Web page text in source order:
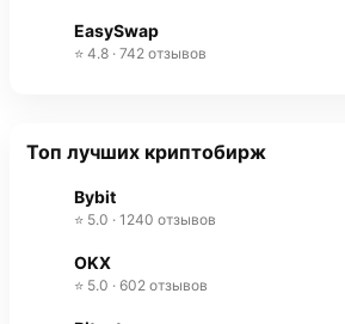
EasySwap
⭐ 4.8 · 742 отзывов
Топ лучших криптобирж
Bybit
⭐ 5.0 · 1240 отзывов
OKX
⭐ 5.0 · 602 отзывов